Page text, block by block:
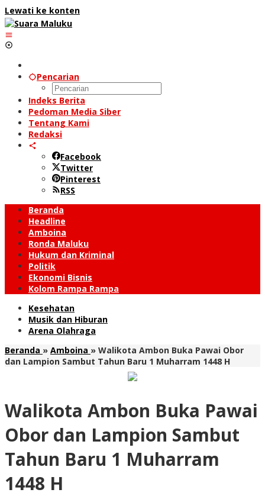
Lewati ke konten
Pencarian
Indeks Berita
Pedoman Media Siber
Tentang Kami
Redaksi
Facebook
Twitter
Pinterest
RSS
Beranda
Headline
Amboina
Ronda Maluku
Hukum dan Kriminal
Politik
Ekonomi Bisnis
Kolom Rampa Rampa
Kesehatan
Musik dan Hiburan
Arena Olahraga
Beranda » Amboina » Walikota Ambon Buka Pawai Obor
dan Lampion Sambut Tahun Baru 1 Muharram 1448 H
Walikota Ambon Buka Pawai
Obor dan Lampion Sambut
Tahun Baru 1 Muharram
1448 H